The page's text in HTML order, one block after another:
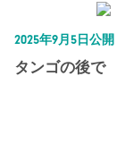
2025年9月5日公開
タンゴの後で